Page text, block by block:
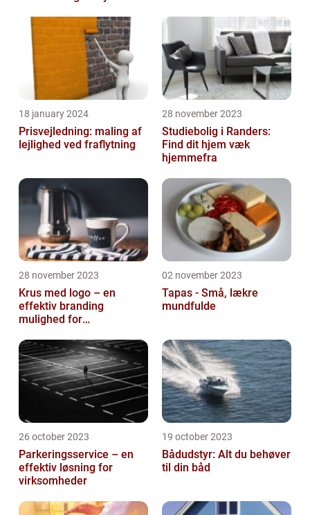
18 january 2024
Prisvejledning: maling af
lejlighed ved fraflytning
28 november 2023
Studiebolig i Randers:
Find dit hjem væk
hjemmefra
28 november 2023
Krus med logo – en
effektiv branding
mulighed for
02 november 2023
Tapas - Små, lækre
mundfulde
26 october 2023
Parkeringsservice – en
effektiv løsning for
virksomheder
19 october 2023
Bådudstyr: Alt du behøver
til din båd